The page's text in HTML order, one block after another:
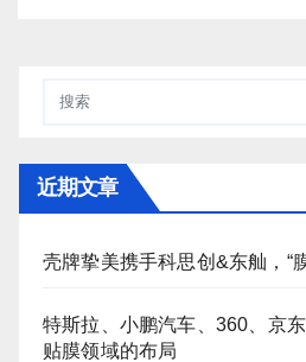
近期文章
壳牌挚美携手科思创&东舢，“
特斯拉、小鹏汽车、360、京
贴膜领域的布局